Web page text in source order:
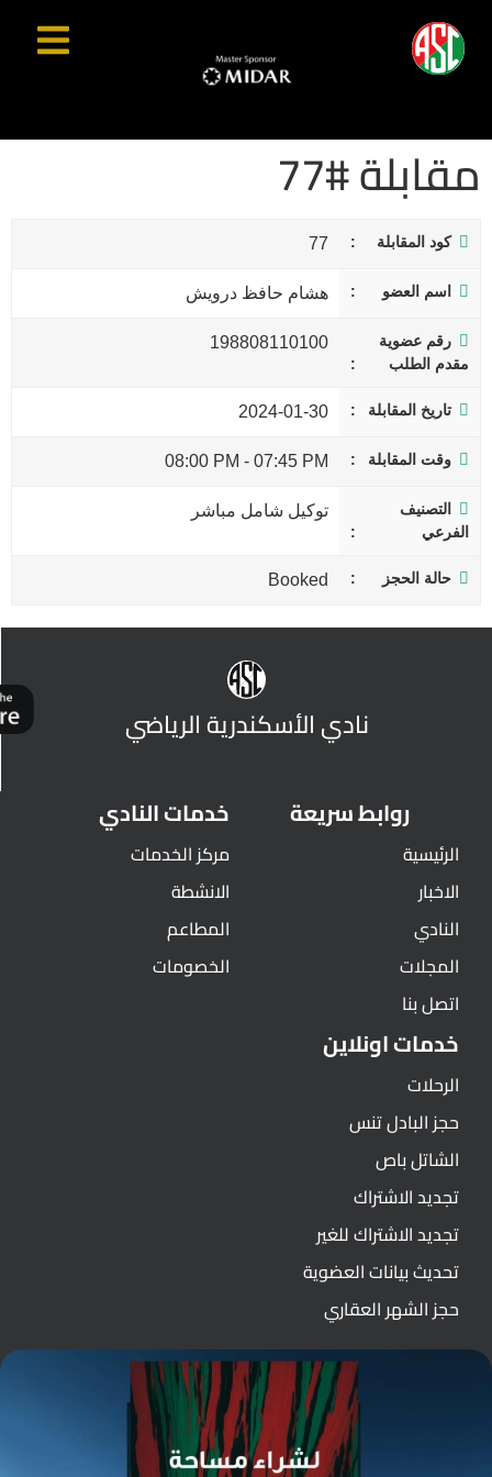
مقابلة #77
كود المقابلة 77
اسم العضو هشام حافظ درويش
رقم عضوية
مقدم الطلب
198808110100
تاريخ المقابلة 2024-01-30
وقت المقابلة 07:45 PM
-
08:00 PM
التصنيف
الفرعي
توكيل شامل مباشر
حالة الحجز Booked
نادي الأسكندرية الرياضي
روابط سريعة
الرئيسية
الاخبار
النادي
المجلات
اتصل بنا
خدمات النادي
مركز الخدمات
الانشطة
المطاعم
الخصومات
خدمات اونلاين
الرحلات
حجز البادل تنس
الشاتل باص
تجديد الاشتراك
تجديد الاشتراك للغير
تحديث بيانات العضوية
حجز الشهر العقاري